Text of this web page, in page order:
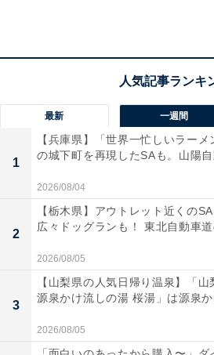
最新 一週間
1
【兵庫県】「世界一忙しいラーメ
の城下町を再現したSAも。山陽自
2026/08/04
2
【栃木県】アウトレット近くの
広々ドッグランも！ 東北自動車道
2026/08/05
3
【山梨県の人気日帰り温泉】「山
源泉かけ流しの湯 桜湯」は源泉か
2026/08/05